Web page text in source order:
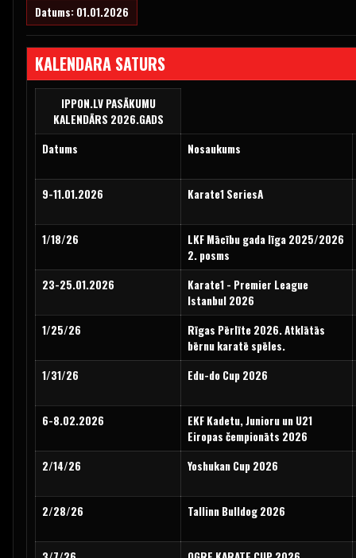
Datums: 01.01.2026
KALENDARA SATURS
IPPON.LV PASĀKUMU
KALENDĀRS 2026.GADS
Datums
Nosaukums
9-11.01.2026 Karate1 SeriesA
1/18/26
LKF Mācību gada līga 2025/2026
2. posms
23-25.01.2026
Karate1 - Premier League
Istanbul 2026
1/25/26
Rīgas Pērlīte 2026. Atklātās
bērnu karatē spēles.
1/31/26
Edu-do Cup 2026
6-8.02.2026
EKF Kadetu, Junioru un U21
Eiropas čempionāts 2026
2/14/26
Yoshukan Cup 2026
2/28/26 Tallinn Bulldog 2026